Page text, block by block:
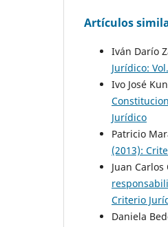
Artículos
Iván Darío
Jurídico:
Ivo José
Jurídico
Patricio
(2013):
Juan
Criterio
Daniela